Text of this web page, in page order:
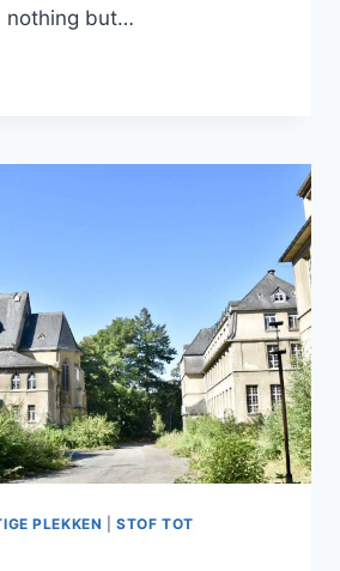
nothing but…
PLEKKEN |STOF TOT